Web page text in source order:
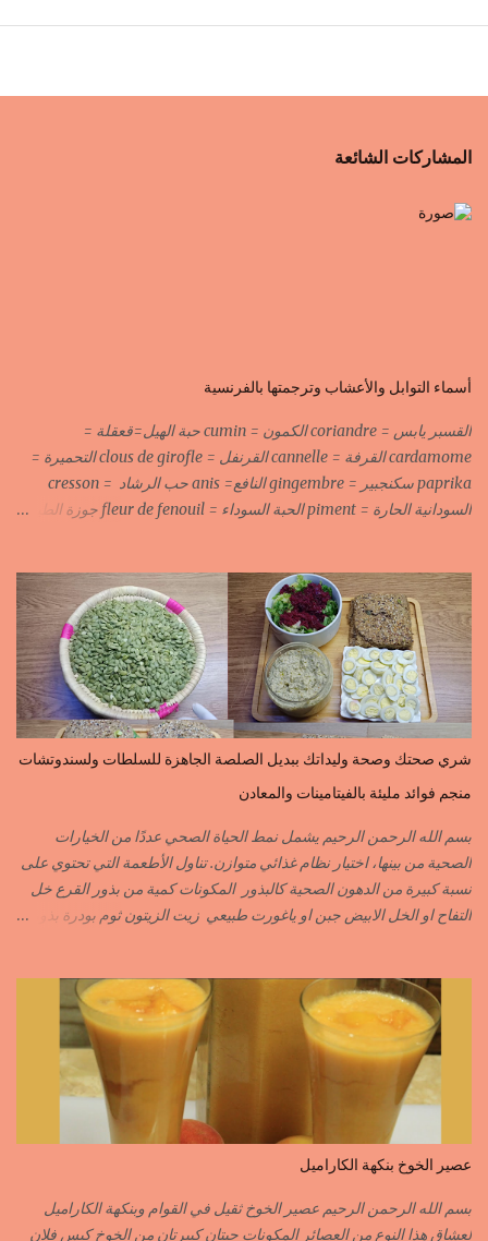
المشاركات الشائعة
أسماء التوابل والأعشاب وترجمتها بالفرنسية
القسبر يابس = coriandre الكمون = cumin حبة الهيل=قعقلة =
cardamome القرفة = cannelle القرنفل = clous de girofle التحميرة =
paprika سكنجبير = gingembre النافع= anis حب الرشاد = cresson
السودانية الحارة = piment الحبة السوداء = fleur de fenouil جوزة الطيب
=nigelle اليبزار الأبيض=poivre blonc الخرقوم =safran des
indes=curcuma اليبزار الأسود=poivre noir زعفران=safran
جنجلان=grains de sésame الكبابة=cubèbe=piment de jamaique
بسيبيسة=macis الكوزة الصحراوية=maniguette عرق السوس=reglisse
لسان الطير=fruit de frène النافع نجيمات=badiane ظهر فلفل=poivre
long الفلفلة الحلوة……………PIMENT DOUX الفلفلة الحارة……………
PIMENT PIQUANT,FORT. سكين جبير……………….GINGEMBRE
القرفة……………………..CANNELLE الكمون…………………….CUMIN الفلفلة
الابزار………………………POIVRE راس الحانوت …………. RASS EL HANOUT
C’EST L ...
شري صحتك وصحة وليداتك ببديل الصلصة الجاهزة للسلطات ولسندوتشات
منجم فوائد مليئة بالفيتامينات والمعادن
بسم الله الرحمن الرحيم يشمل نمط الحياة الصحي عددًا من الخيارات
الصحية من بينها، اختيار نظام غذائي متوازن. تناول الأطعمة التي تحتوي على
نسبة كبيرة من الدهون الصحية كالبذور المكونات كمية من بذور القرع خل
التفاح او الخل الابيض جبن او ياغورت طبيعي زيت الزيتون ثوم بودرة بذور
si=EjD0K3Lgs58txUgM
عصير الخوخ بنكهة الكاراميل
بسم الله الرحمن الرحيم عصير الخوخ ثقيل في القوام وبنكهة الكاراميل
لعشاق هذا النوع من العصائر المكونات حبتان كبيرتان من الخوخ كيس فلان